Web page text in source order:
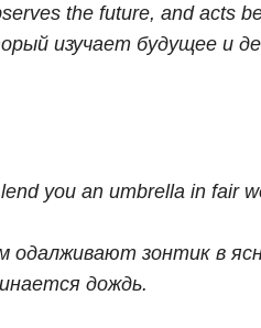
the future, and acts
изучает будущее и
you an umbrella in fair
зонтик в
дождь.